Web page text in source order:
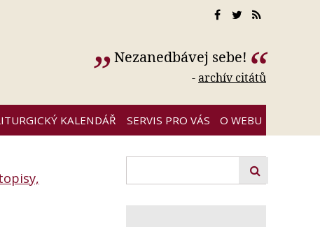
Nezanedbávej sebe!
-archív citátů
KALENDÁŘ SERVIS PRO VÁS O WEBU